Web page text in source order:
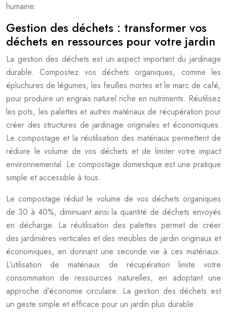
humaine.
Gestion des déchets : transformer vos
déchets en ressources pour votre jardin
La gestion des déchets est un aspect important du jardinage
durable. Compostez vos déchets organiques, comme les
épluchures de légumes, les feuilles mortes et le marc de café,
pour produire un engrais naturel riche en nutriments. Réutilisez
les pots, les palettes et autres matériaux de récupération pour
créer des structures de jardinage originales et économiques.
Le compostage et la réutilisation des matériaux permettent de
réduire le volume de vos déchets et de limiter votre impact
environnemental. Le compostage domestique est une pratique
simple et accessible à tous.
Le compostage réduit le volume de vos déchets organiques
de 30 à 40%, diminuant ainsi la quantité de déchets envoyés
en décharge. La réutilisation des palettes permet de créer
des jardinières verticales et des meubles de jardin originaux et
économiques, en donnant une seconde vie à ces matériaux.
L’utilisation de matériaux de récupération limite votre
consommation de ressources naturelles, en adoptant une
approche d’économie circulaire. La gestion des déchets est
un geste simple et efficace pour un jardin plus durable.